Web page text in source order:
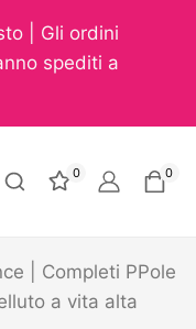
| Gli ordini
spediti a
0 0
| Completi PPole
a vita alta